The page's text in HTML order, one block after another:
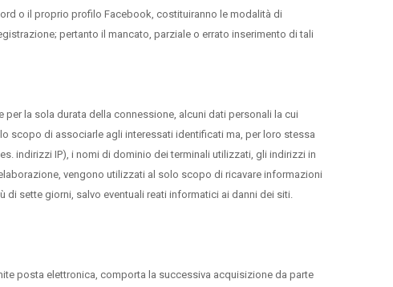
o il proprio profilo Facebook, costituiranno le modalità di
pertanto il mancato, parziale o errato inserimento di tali
la sola durata della connessione, alcuni dati personali la cui
scopo di associarle agli interessati identificati ma, per loro stessa
indirizzi IP), i nomi di dominio dei terminali utilizzati, gli indirizzi in
vengono utilizzati al solo scopo di ricavare informazioni
sette giorni, salvo eventuali reati informatici ai danni dei siti.
posta elettronica, comporta la successiva acquisizione da parte